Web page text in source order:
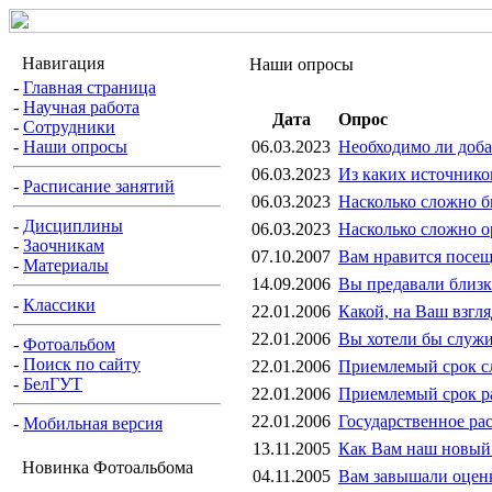
Навигация
- Главная страница
- Научная работа
- Сотрудники
- Наши опросы
- Расписание занятий
- Дисциплины
- Заочникам
- Материалы
- Классики
- Фотоальбом
- Поиск по сайту
- БелГУТ
- Мобильная версия
Новинка Фотоальбома
Наши опросы
Дата
Опрос
06.03.2023 Необходимо ли
06.03.2023 Из каких
06.03.2023 Насколько сложно
06.03.2023 Насколько сложно
07.10.2007 Вам нравится
14.09.2006 Вы предавали
22.01.2006 Какой, на Ваш
22.01.2006 Вы хотели бы
22.01.2006 Приемлемый срок
22.01.2006 Приемлемый срок
22.01.2006 Государственное
13.11.2005 Как Вам наш новый
04.11.2005 Вам завышали